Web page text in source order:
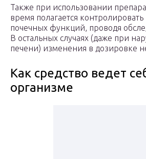
Также при использовании
время полагается
почечных функций, проводя
В остальных случаях (даже при
печени) изменения в дозировке
Как средство ведет
организме